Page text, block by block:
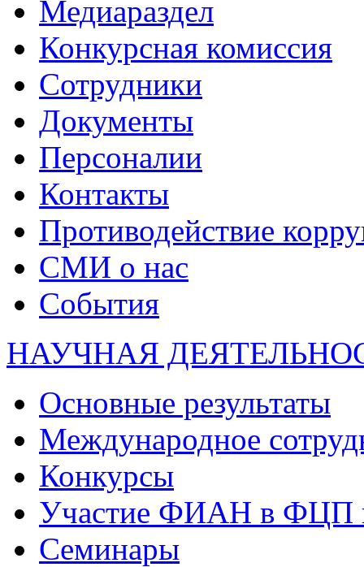
Медиараздел
Конкурсная комиссия
Сотрудники
Документы
Персоналии
Контакты
Противодействие
СМИ о нас
События
НАУЧНАЯ
Основные результаты
Международное
Конкурсы
Участие ФИАН в ФЦП
Семинары